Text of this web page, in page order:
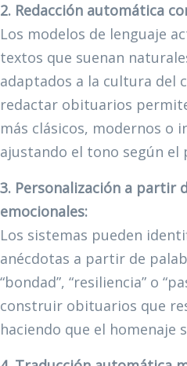
2. Redacción automática
Los modelos de lenguaje
textos que suenan
adaptados a la cultura del
redactar obituarios
más clásicos, modernos o
ajustando el tono según el
3. Personalización a partir
emocionales:
Los sistemas pueden
anécdotas a partir de
“bondad”, “resiliencia” o
construir obituarios que
haciendo que el homenaje